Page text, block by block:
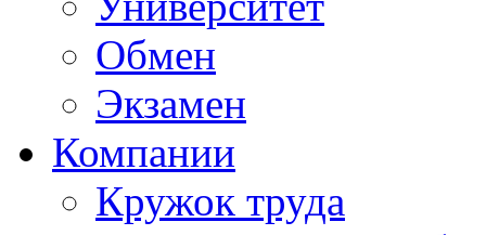
Обмен
Экзамен
Компании
Кружок труда